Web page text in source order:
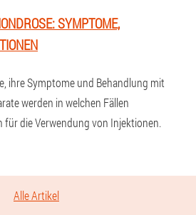
SYMPTOME,
ihre Symptome und Behandlung mit
werden in welchen Fällen
die Verwendung von Injektionen.
Alle Artikel